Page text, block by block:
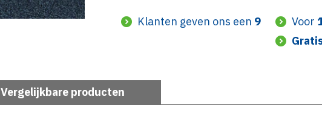
Klanten geven ons een 9 Voor
Vergelijkbare producten